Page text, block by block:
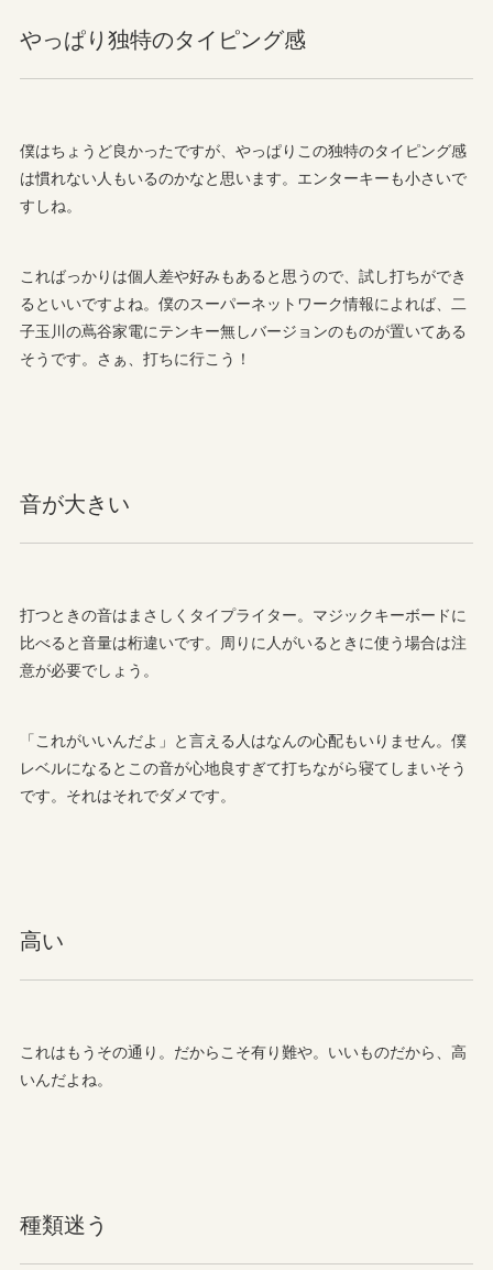
やっぱり独特のタイピング感
僕はちょうど良かったですが、やっぱりこの独特のタイピング感
は慣れない人もいるのかなと思います。エンターキーも小さいで
すしね。
こればっかりは個人差や好みもあると思うので、試し打ちができ
るといいですよね。僕のスーパーネットワーク情報によれば、二
子玉川の蔦谷家電にテンキー無しバージョンのものが置いてある
そうです。さぁ、打ちに行こう！
音が大きい
打つときの音はまさしくタイプライター。マジックキーボードに
比べると音量は桁違いです。周りに人がいるときに使う場合は注
意が必要でしょう。
「これがいいんだよ」と言える人はなんの心配もいりません。僕
レベルになるとこの音が心地良すぎて打ちながら寝てしまいそう
です。それはそれでダメです。
高い
これはもうその通り。だからこそ有り難や。いいものだから、高
いんだよね。
種類迷う